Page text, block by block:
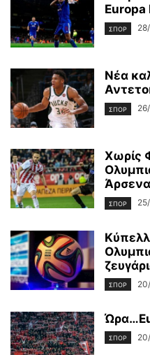
Europa
ΣΠΟΡ
Νέα
ΣΠΟΡ
Χωρίς
ΣΠΟΡ
ΣΠΟΡ
ΣΠΟΡ